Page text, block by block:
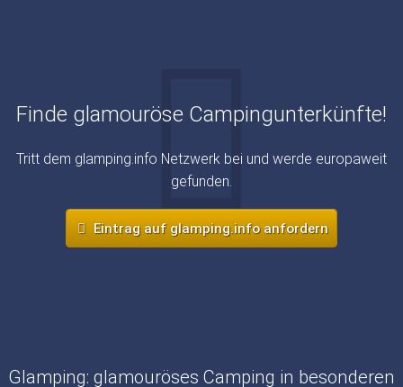
Finde glamouröse Campingunterkünfte!
Tritt dem glamping.info Netzwerk bei und werde europaweit
gefunden.
Eintrag auf glamping.info anfordern
Glamping: glamouröses Camping in besonderen